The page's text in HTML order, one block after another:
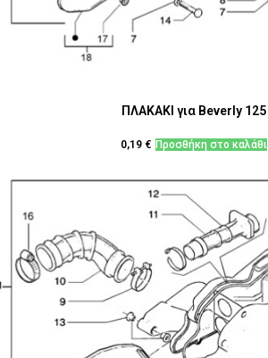
ΠΛΑΚΑΚΙ για Beverly 125
0,19 € Προσθήκη στο καλάθι